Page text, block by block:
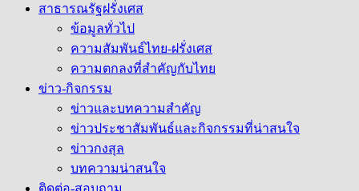
สาธารณรัฐฝรั่งเศส
ข้อมูลทั่วไป
ความสัมพันธ์ไทย-ฝรั่งเศส
ความตกลงที่สำคัญกับไทย
ข่าว-กิจกรรม
ข่าวและบทความสำคัญ
ข่าวประชาสัมพันธ์และกิจกรรมที่น่าสนใจ
ข่าวกงสุล
บทความน่าสนใจ
ติดต่อ-สอบถาม